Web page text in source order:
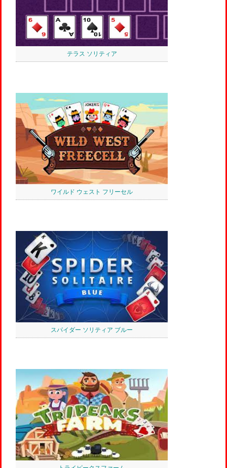
テラス ソリティア
ワイルド ウェスト フリーセル
スパイダー ソリティア ブルー